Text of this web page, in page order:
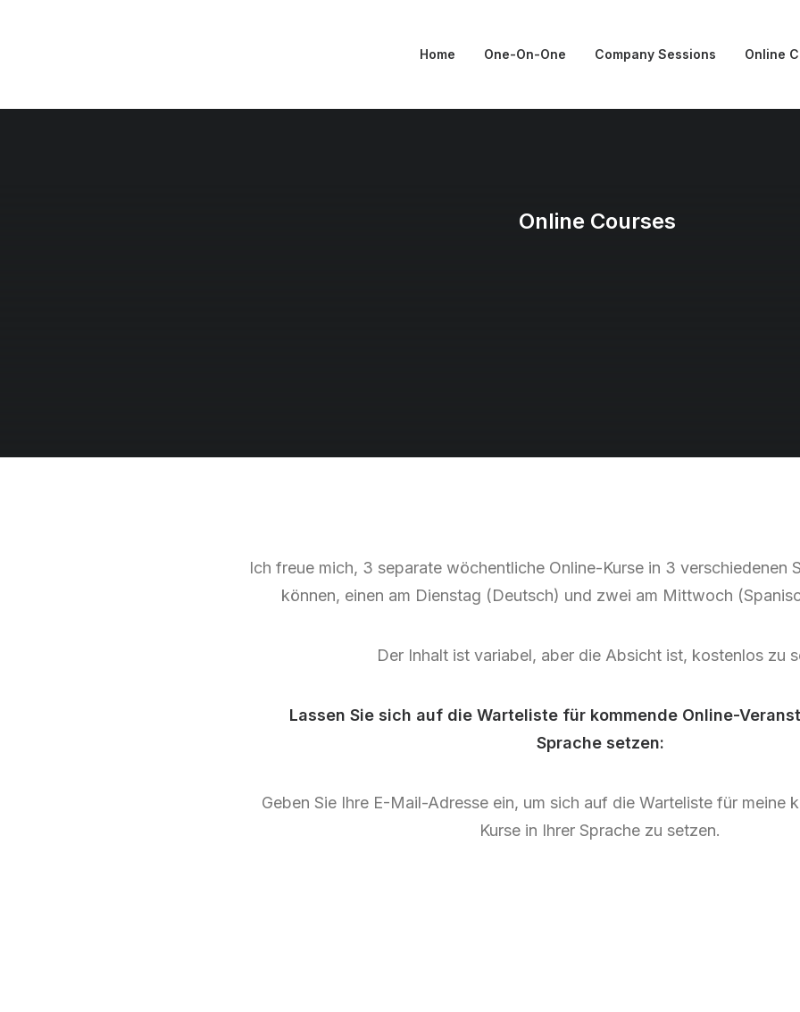
Home One-On-One Company Sessions Online
Online Courses
Ich freue mich, 3 separate wöchentliche Online-Kurse in 3 verschiedenen
können, einen am Dienstag (Deutsch) und zwei am Mittwoch
Der Inhalt ist variabel, aber die Absicht ist, kostenlos zu
Lassen Sie sich auf die Warteliste für kommende Online-
Sprache setzen:
Geben Sie Ihre E-Mail-Adresse ein, um sich auf die Warteliste für meine
Kurse in Ihrer Sprache zu setzen.